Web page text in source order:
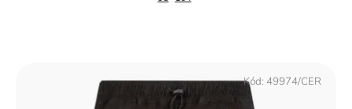
Kód: 49974/CER